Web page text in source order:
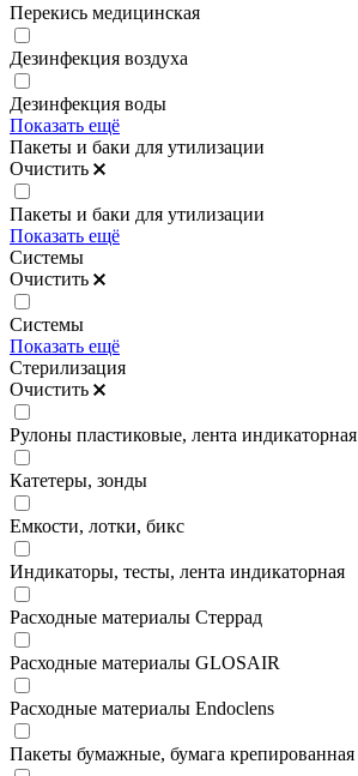
Перекись медицинская
Дезинфекция воздуха
Дезинфекция воды
Показать ещё
Пакеты и баки для утилизации
Очистить
Пакеты и баки для утилизации
Показать ещё
Системы
Очистить
Системы
Показать ещё
Стерилизация
Очистить
Рулоны пластиковые, лента индикаторная
Катетеры, зонды
Емкости, лотки, бикс
Индикаторы, тесты, лента индикаторная
Расходные материалы Стеррад
Расходные материалы GLOSAIR
Расходные материалы Endoclens
Пакеты бумажные, бумага крепированная